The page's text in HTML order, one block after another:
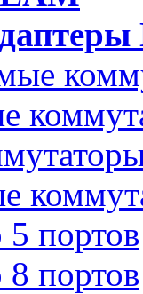
портов
портов